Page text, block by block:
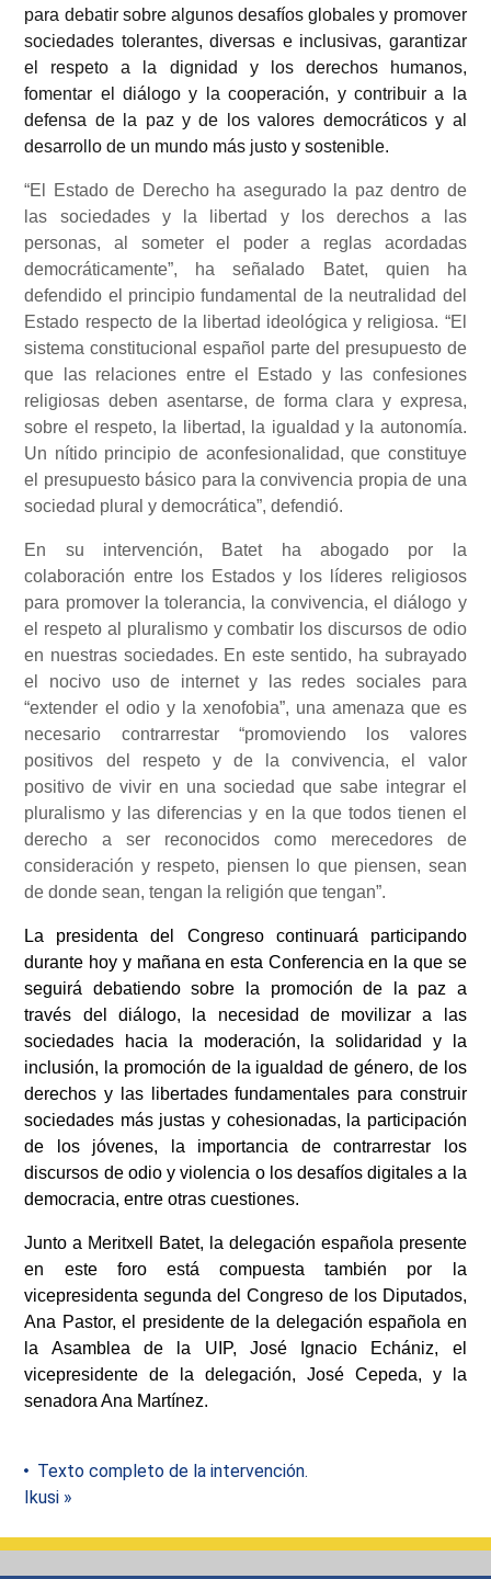
para debatir sobre algunos desafíos globales y promover
sociedades tolerantes, diversas e inclusivas, garantizar
el respeto a la dignidad y los derechos humanos,
fomentar el diálogo y la cooperación, y contribuir a la
defensa de la paz y de los valores democráticos y al
desarrollo de un mundo más justo y sostenible.
“El Estado de Derecho ha asegurado la paz dentro de
las sociedades y la libertad y los derechos a las
personas, al someter el poder a reglas acordadas
democráticamente”, ha señalado Batet, quien ha
defendido el principio fundamental de la neutralidad del
Estado respecto de la libertad ideológica y religiosa. “El
sistema constitucional español parte del presupuesto de
que las relaciones entre el Estado y las confesiones
religiosas deben asentarse, de forma clara y expresa,
sobre el respeto, la libertad, la igualdad y la autonomía.
Un nítido principio de aconfesionalidad, que constituye
el presupuesto básico para la convivencia propia de una
sociedad plural y democrática”, defendió.
En su intervención, Batet ha abogado por la
colaboración entre los Estados y los líderes religiosos
para promover la tolerancia, la convivencia, el diálogo y
el respeto al pluralismo y combatir los discursos de odio
en nuestras sociedades. En este sentido, ha subrayado
el nocivo uso de internet y las redes sociales para
“extender el odio y la xenofobia”, una amenaza que es
necesario contrarrestar “promoviendo los valores
positivos del respeto y de la convivencia, el valor
positivo de vivir en una sociedad que sabe integrar el
pluralismo y las diferencias y en la que todos tienen el
derecho a ser reconocidos como merecedores de
consideración y respeto, piensen lo que piensen, sean
de donde sean, tengan la religión que tengan”.
La presidenta del Congreso continuará participando
durante hoy y mañana en esta Conferencia en la que se
seguirá debatiendo sobre la promoción de la paz a
través del diálogo, la necesidad de movilizar a las
sociedades hacia la moderación, la solidaridad y la
inclusión, la promoción de la igualdad de género, de los
derechos y las libertades fundamentales para construir
sociedades más justas y cohesionadas, la participación
de los jóvenes, la importancia de contrarrestar los
discursos de odio y violencia o los desafíos digitales a la
democracia, entre otras cuestiones.
Junto a Meritxell Batet, la delegación española presente
en este foro está compuesta también por la
vicepresidenta segunda del Congreso de los Diputados,
Ana Pastor, el presidente de la delegación española en
la Asamblea de la UIP, José Ignacio Echániz, el
vicepresidente de la delegación, José Cepeda, y la
senadora Ana Martínez.
Texto completo de la intervención.
Ikusi »